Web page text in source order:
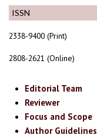
ISSN
2338-9400 (Print)
2808-2621 (Online)
Editorial Team
Reviewer
Focus and Scope
Author Guidelines